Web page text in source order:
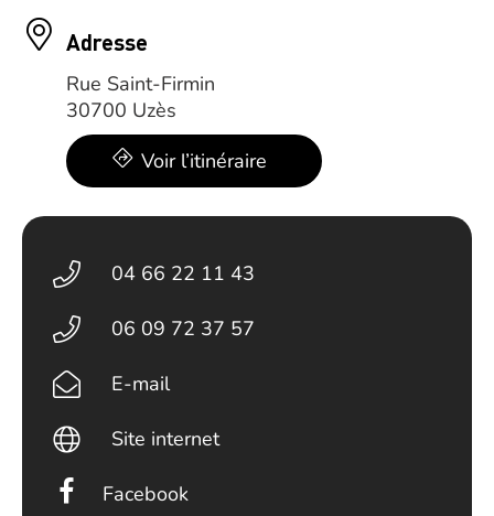
Adresse
Rue Saint-Firmin
30700 Uzès
Voir l’itinéraire
04 66 22 11 43
06 09 72 37 57
E-mail
Site internet
Facebook